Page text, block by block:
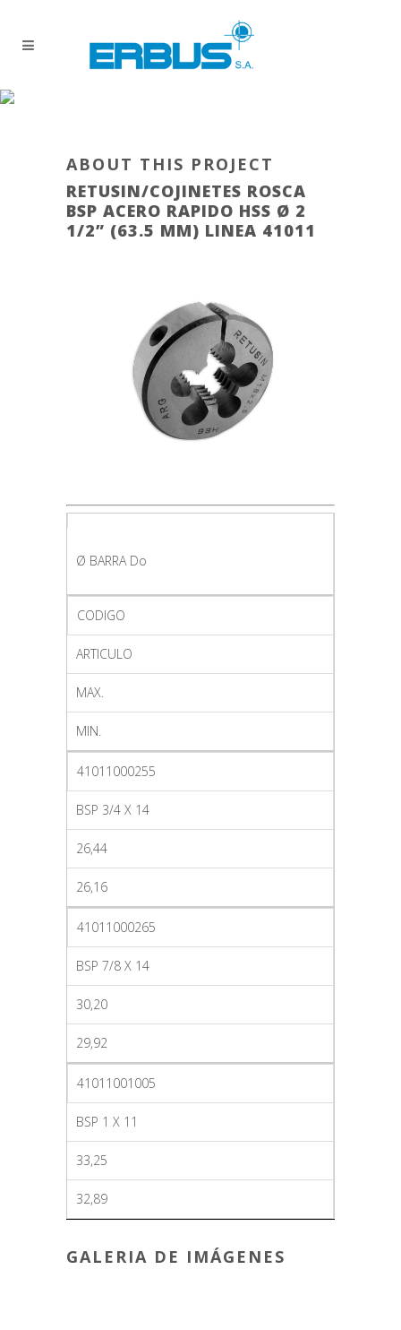
ABOUT THIS PROJECT
RETUSIN/COJINETES ROSCA
BSP ACERO RAPIDO HSS Ø 2
1/2” (63.5 MM) LINEA 41011
Ø BARRA Do
CODIGO
ARTICULO
MAX.
MIN.
41011000255
BSP 3/4 X 14
26,44
26,16
41011000265
BSP 7/8 X 14
30,20
29,92
41011001005
BSP 1 X 11
33,25
32,89
GALERIA DE IMÁGENES